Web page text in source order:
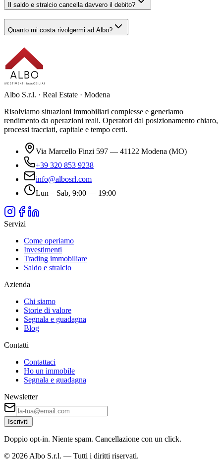
Il saldo e stralcio cancella davvero il debito?
Quanto mi costa rivolgermi ad Albo?
ALBO
INVESTIMENTI IMMOBILIARI
Albo S.r.l. · Real Estate · Modena
Risolviamo situazioni immobiliari complesse e generiamo
rendimento da operazioni reali. Operatori dal posizionamento chiaro,
processi tracciati, capitale e tempo certi.
Via Marcello Finzi 597 — 41122 Modena (MO)
+39 320 853 9238
info@albosrl.com
Lun – Sab, 9:00 — 19:00
Servizi
Come operiamo
Investimenti
Trading immobiliare
Saldo e stralcio
Azienda
Chi siamo
Storie di valore
Segnala e guadagna
Blog
Contatti
Contattaci
Ho un immobile
Segnala e guadagna
Newsletter
Iscriviti
Doppio opt-in. Niente spam. Cancellazione con un click.
© 2026 Albo S.r.l. — Tutti i diritti riservati.